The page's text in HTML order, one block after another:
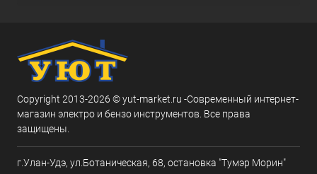
Copyright 2013-2026 © yut-market.ru -Современный интернет-
магазин электро и бензо инструментов. Все права
защищены.
г.Улан-Удэ, ул.Ботаническая, 68, остановка "Тумэр Морин"